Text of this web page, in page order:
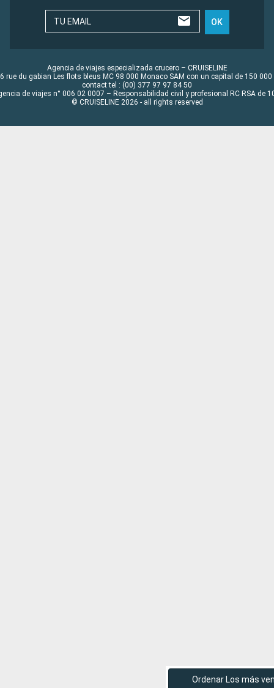
Ordenar Los más
TU EMAIL OK
Agencia de viajes especializada crucero – CRUISELINE
rue du gabian Les flots bleus MC 98 000 Monaco SAM con un capital de 150 000
contact tel : (00) 377 97 97 84 50
de viajes n° 006 02 0007 – Responsabilidad civil y profesional RC RSA de
© CRUISELINE 2026 - all rights reserved